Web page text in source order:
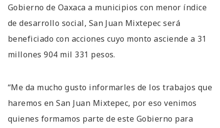
Gobierno de Oaxaca a municipios con menor índice
de desarrollo social, San Juan Mixtepec será
beneficiado con acciones cuyo monto asciende a 31
millones 904 mil 331 pesos.
“Me da mucho gusto informarles de los trabajos que
haremos en San Juan Mixtepec, por eso venimos
quienes formamos parte de este Gobierno para